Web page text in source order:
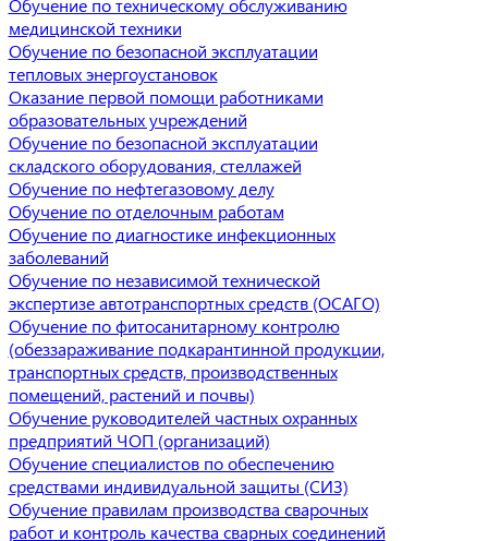
Обучение по техническому обслуживанию
медицинской техники
Обучение по безопасной эксплуатации
тепловых энергоустановок
Оказание первой помощи работниками
образовательных учреждений
Обучение по безопасной эксплуатации
складского оборудования, стеллажей
Обучение по нефтегазовому делу
Обучение по отделочным работам
Обучение по диагностике инфекционных
заболеваний
Обучение по независимой технической
экспертизе автотранспортных средств (ОСАГО)
Обучение по фитосанитарному контролю
(обеззараживание подкарантинной продукции,
транспортных средств, производственных
помещений, растений и почвы)
Обучение руководителей частных охранных
предприятий ЧОП (организаций)
Обучение специалистов по обеспечению
средствами индивидуальной защиты (СИЗ)
Обучение правилам производства сварочных
работ и контроль качества сварных соединений